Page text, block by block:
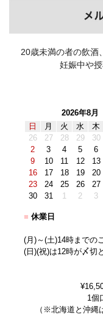
20歳未満の者の飲酒
妊娠中や
2026年8月
日
月 火 水 木
26
27 28 29 30
2
3 4 5 6
9
10 11 12 13
16
17 18 19 20
23
24 25 26 27
30
31 1 2 3
■ 休業日
(月)～(土)14時までの
(日)(祝)は12時が〆切
1個
（※北海道と沖縄